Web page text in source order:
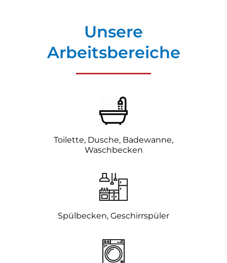
Unsere
Arbeitsbereiche
Toilette, Dusche, Badewanne,
Waschbecken
Spülbecken, Geschirrspüler